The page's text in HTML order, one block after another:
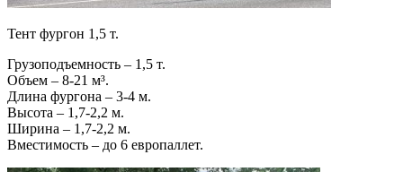
Тент фургон 1,5 т.
Грузоподъемность – 1,5 т.
Объем – 8-21 м³.
Длина фургона – 3-4 м.
Высота – 1,7-2,2 м.
Ширина – 1,7-2,2 м.
Вместимость – до 6 европаллет.